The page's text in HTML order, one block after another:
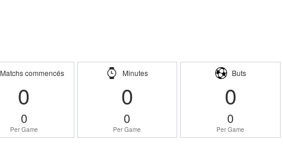
Matchs commencés
0
0
Per Game
Minutes
0
0
Per Game
Buts
0
0
Per Game